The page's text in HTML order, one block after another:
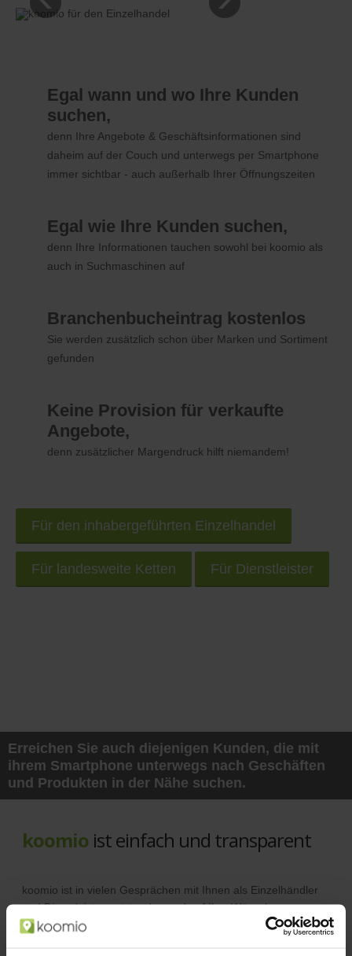
Egal wann und wo Ihre Kunden
suchen,
denn Ihre Angebote & Geschäftsinformationen sind
daheim auf der Couch und unterwegs per Smartphone
immer sichtbar - auch außerhalb Ihrer Öffnungszeiten
Egal wie Ihre Kunden suchen,
denn Ihre Informationen tauchen sowohl bei koomio als
auch in Suchmaschinen auf
Branchenbucheintrag kostenlos
Sie werden zusätzlich schon über Marken und Sortiment
gefunden
Keine Provision für verkaufte
Angebote,
denn zusätzlicher Margendruck hilft niemandem!
Für den inhabergeführten Einzelhandel
Für landesweite Ketten Für Dienstleister
Erreichen Sie auch diejenigen Kunden, die mit
ihrem Smartphone unterwegs nach Geschäften
und Produkten in der Nähe suchen.
koomio ist einfach und transparent
koomio ist in vielen Gesprächen mit Ihnen als Einzelhändler
und Dienstleister entstanden und auf Ihre Wünsche
abgestimmt.